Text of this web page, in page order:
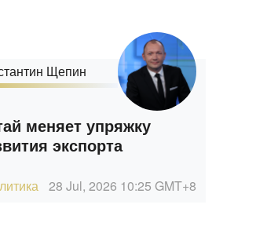
Щепин
меняет упряжку
экспорта
28 Jul, 2026 10:25 GMT+8